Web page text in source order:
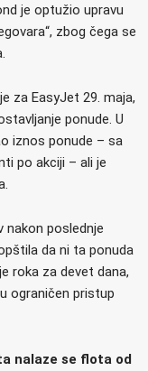
je optužio upravu
zbog čega se
za EasyJet 29. maja,
ponude. U
iznos ponude – sa
po akciji – ali je
nakon poslednje
da ni ta ponuda
roka za devet dana,
ograničen pristup
nalaze se flota od